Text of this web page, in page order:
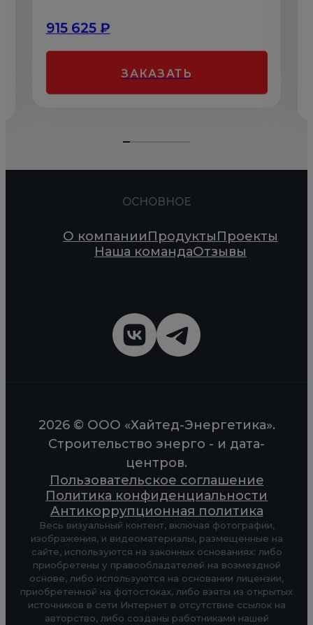
915 625 ₽
ЗАКАЗАТЬ
ОСНОВНОЕ
О компанииПродуктыПроекты
Наша командаОтзывы
2026 © ООО «Хайтед-Энергетика».
Строительство энерго - и дата-
центров.
Пользовательское соглашение
Политика конфиденциальности
Антикоррупционная политика
Весь визуальный контент, включая фотографии,
изображения, и видеоматериалы, размещенные на
сайте, используются на законных основаниях: либо
приобретены у правообладателей на возмездной
основе, либо используются на основании лицензии,
приобретенной на фотостоках, либо взяты из открытых
источников в сети Интернет в отсутствие ссылок на
авторство, либо созданы работниками нашей